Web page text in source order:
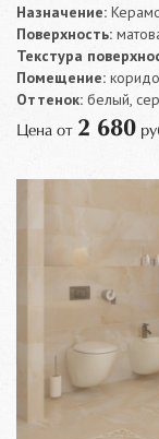
Назначение:
Поверхность:
Текстура
Помещение:
Оттенок: белый,
Цена от 2 680